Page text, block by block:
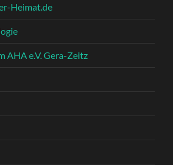
Heimat.de
AHA e.V. Gera-Zeitz